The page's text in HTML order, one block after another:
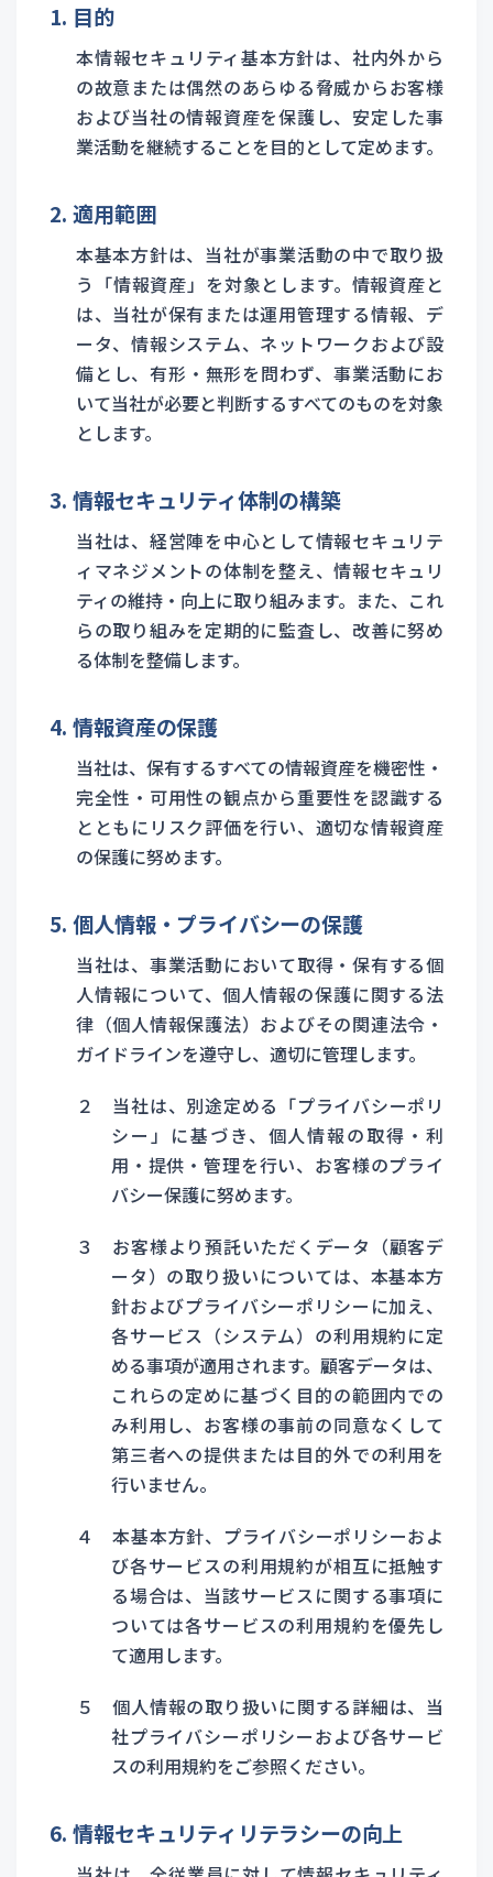
1. 目的
本情報セキュリティ基本方針は、社内外から
の故意または偶然のあらゆる脅威からお客様
および当社の情報資産を保護し、安定した事
業活動を継続することを目的として定めます。
2. 適用範囲
本基本方針は、当社が事業活動の中で取り扱
う「情報資産」を対象とします。情報資産と
は、当社が保有または運用管理する情報、デ
ータ、情報システム、ネットワークおよび設
備とし、有形・無形を問わず、事業活動にお
いて当社が必要と判断するすべてのものを対象
とします。
3. 情報セキュリティ体制の構築
当社は、経営陣を中心として情報セキュリテ
ィマネジメントの体制を整え、情報セキュリ
ティの維持・向上に取り組みます。また、これ
らの取り組みを定期的に監査し、改善に努め
る体制を整備します。
4. 情報資産の保護
当社は、保有するすべての情報資産を機密性・
完全性・可用性の観点から重要性を認識する
とともにリスク評価を行い、適切な情報資産
の保護に努めます。
5. 個人情報・プライバシーの保護
当社は、事業活動において取得・保有する個
人情報について、個人情報の保護に関する法
律（個人情報保護法）およびその関連法令・
ガイドラインを遵守し、適切に管理します。
２ 当社は、別途定める「プライバシーポリ
シー」に基づき、個人情報の取得・利
用・提供・管理を行い、お客様のプライ
バシー保護に努めます。
３ お客様より預託いただくデータ（顧客デ
ータ）の取り扱いについては、本基本方
針およびプライバシーポリシーに加え、
各サービス（システム）の利用規約に定
める事項が適用されます。顧客データは、
これらの定めに基づく目的の範囲内での
み利用し、お客様の事前の同意なくして
第三者への提供または目的外での利用を
行いません。
４ 本基本方針、プライバシーポリシーおよ
び各サービスの利用規約が相互に抵触す
る場合は、当該サービスに関する事項に
ついては各サービスの利用規約を優先し
て適用します。
５ 個人情報の取り扱いに関する詳細は、当
社プライバシーポリシーおよび各サービ
スの利用規約をご参照ください。
6. 情報セキュリティリテラシーの向上